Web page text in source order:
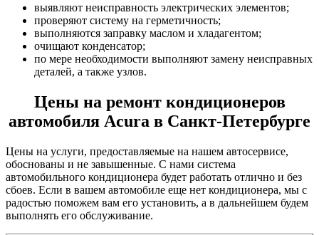
выявляют неисправность электрических элементов;
проверяют систему на герметичность;
выполняются заправку маслом и хладагентом;
очищают конденсатор;
по мере необходимости выполняют замену неисправных
деталей, а также узлов.
Цены на ремонт кондиционеров
автомобиля Acura в Санкт-Петербурге
Цены на услуги, предоставляемые на нашем автосервисе,
обоснованы и не завышенные. С нами система
автомобильного кондиционера будет работать отлично и без
сбоев. Если в вашем автомобиле еще нет кондиционера, мы с
радостью поможем вам его установить, а в дальнейшем будем
выполнять его обслуживание.